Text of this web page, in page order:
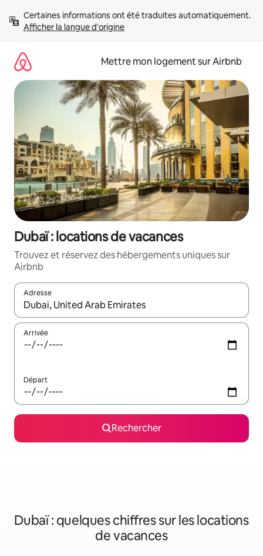
directement
Afficher la langue d'origine
Mettre mon logement sur Airbnb
Dubaï : locations de vacances
Trouvez et réservez des hébergements uniques sur
Airbnb
Adresse
Lorsque les résultats s'affichent, utilisez les flèches vers le
Arrivée
Départ
Rechercher
Dubaï : quelques chiffres sur les locations
de vacances